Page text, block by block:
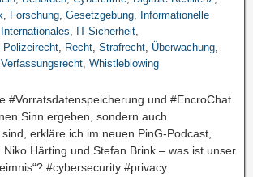
, Forschung, Gesetzgebung, Informationelle
Internationales, IT-Sicherheit,
Polizeirecht, Recht, Strafrecht, Überwachung,
Verfassungsrecht, Whistleblowing
#Vorratsdatenspeicherung und #EncroChat
Sinn ergeben, sondern auch
erkläre ich im neuen PinG-Podcast,
Härting und Stefan Brink – was ist unser
#cybersecurity #privacy